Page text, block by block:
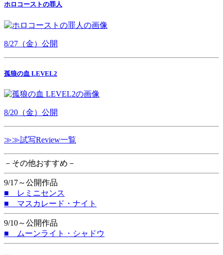
ホロコーストの罪人
8/27（金）公開
孤狼の血 LEVEL2
8/20（金）公開
≫≫試写Review一覧
－その他おすすめ－
9/17～公開作品
■ レミニセンス
■ マスカレード・ナイト
9/10～公開作品
■ ムーンライト・シャドウ